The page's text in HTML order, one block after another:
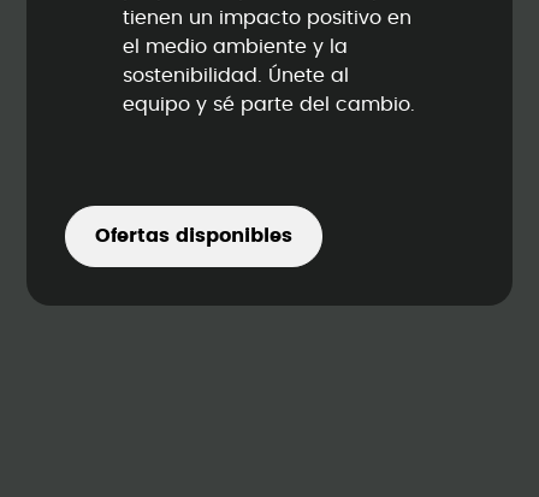
tienen un impacto positivo en
el medio ambiente y la
sostenibilidad. Únete al
equipo y sé parte del cambio.
Ofertas disponibles